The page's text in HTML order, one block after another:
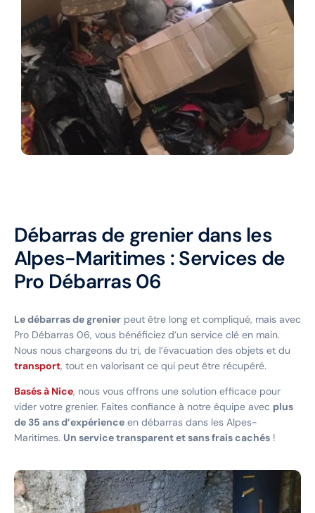
Débarras de grenier dans les
Alpes-Maritimes : Services de
Pro Débarras 06
Le débarras de grenier peut être long et compliqué, mais avec
Pro Débarras 06, vous bénéficiez d’un service clé en main.
Nous nous chargeons du tri, de l’évacuation des objets et du
transport, tout en valorisant ce qui peut être récupéré.
Basés à Nice, nous vous offrons une solution efficace pour
vider votre grenier. Faites confiance à notre équipe avec plus
de 35 ans d’expérience en débarras dans les Alpes-
Maritimes. Un service transparent et sans frais cachés !